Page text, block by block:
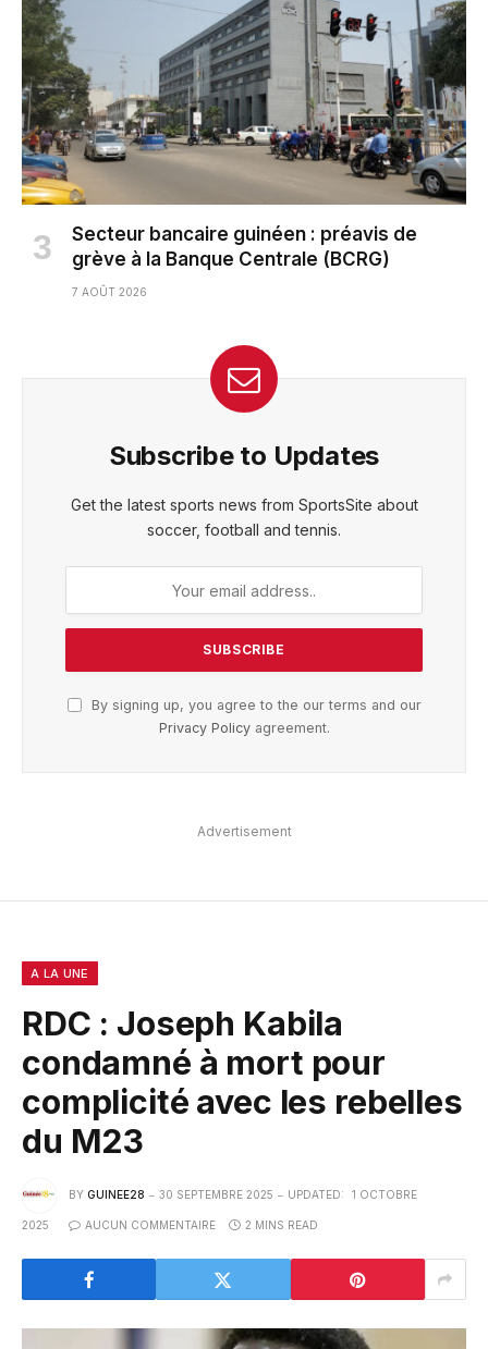
Secteur bancaire guinéen : préavis de
grève à la Banque Centrale (BCRG)
7 AOÛT 2026
Subscribe to Updates
Get the latest sports news from SportsSite about
soccer, football and tennis.
By signing up, you agree to the our terms and our
Privacy Policyagreement.
Advertisement
A LA UNE
RDC : Joseph Kabila
condamné à mort pour
complicité avec les rebelles
du M23
BY GUINEE28 30 SEPTEMBRE 2025 UPDATED: 1 OCTOBRE
2025 AUCUN COMMENTAIRE 2 MINS READ